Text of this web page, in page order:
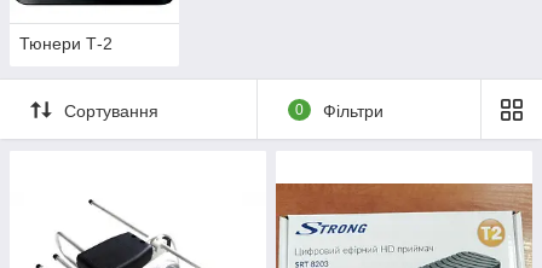
телебачення і надалі не вводить в додаткові витрати.
100Гц прийнятна частота оновлення панелі в
Товщина телевізора залежить від підсвічування.
Більш тонкі з бічним підсвічуванням, ці моделі підійдуть
Таймер автоматичного відключення, підійде для
любителів нічного перегляду.
Тюнери Т-2
Сортування 0 Фільтри